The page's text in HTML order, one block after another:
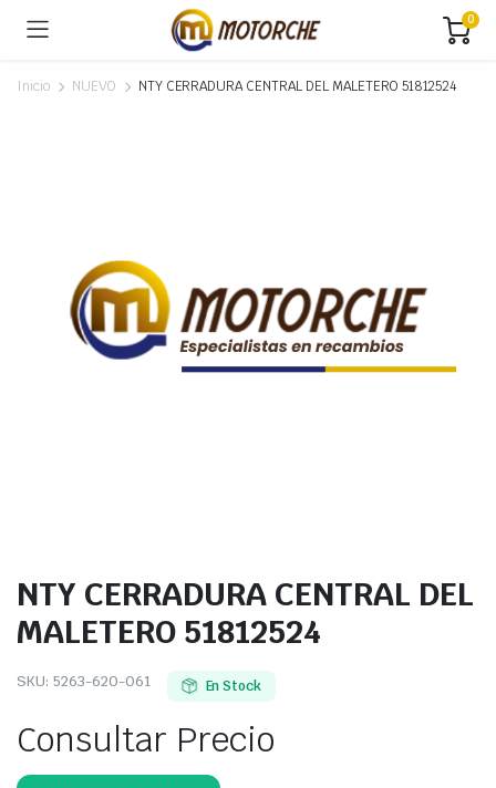
0
Inicio NUEVO NTY CERRADURA CENTRAL DEL MALETERO 51812524
NTY CERRADURA CENTRAL DEL
MALETERO 51812524
SKU: 5263-620-061 En Stock
Consultar Precio